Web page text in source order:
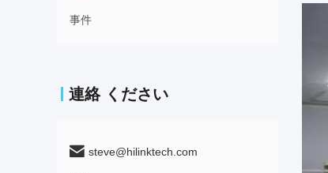
事件
連絡 ください
steve@hilinktech.com